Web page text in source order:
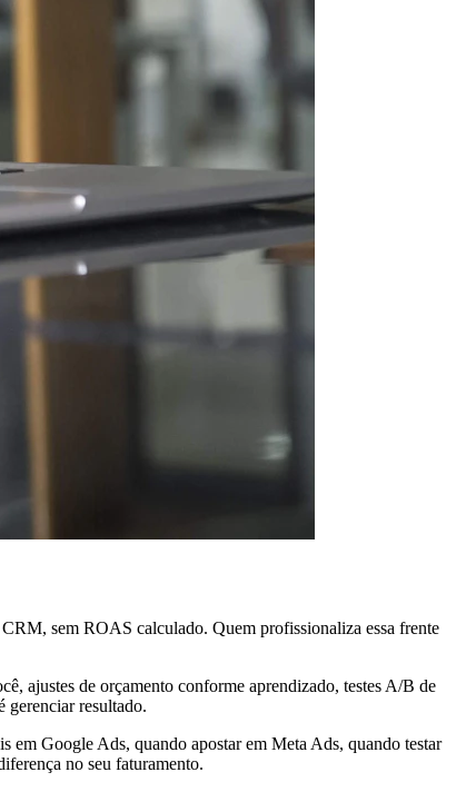
sem ROAS calculado. Quem profissionaliza essa frente
ajustes de orçamento conforme aprendizado, testes A/B de
gerenciar resultado.
em Google Ads, quando apostar em Meta Ads, quando testar
no seu faturamento.